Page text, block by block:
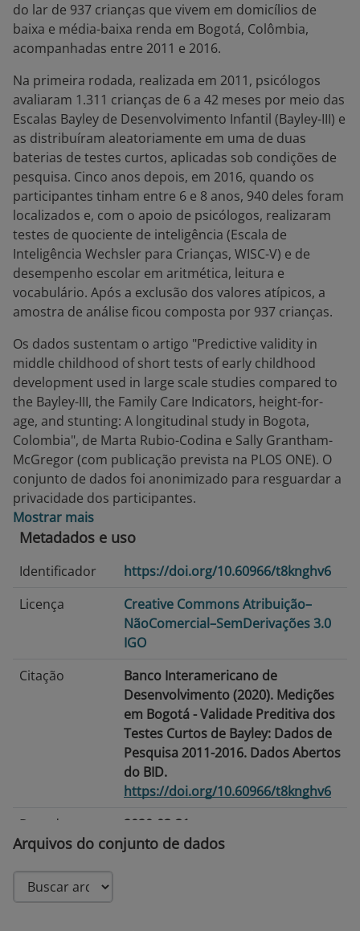
do lar de 937 crianças que vivem em domicílios de
baixa e média-baixa renda em Bogotá, Colômbia,
acompanhadas entre 2011 e 2016.
Na primeira rodada, realizada em 2011, psicólogos
avaliaram 1.311 crianças de 6 a 42 meses por meio das
Escalas Bayley de Desenvolvimento Infantil (Bayley-III) e
as distribuíram aleatoriamente em uma de duas
baterias de testes curtos, aplicadas sob condições de
pesquisa. Cinco anos depois, em 2016, quando os
participantes tinham entre 6 e 8 anos, 940 deles foram
localizados e, com o apoio de psicólogos, realizaram
testes de quociente de inteligência (Escala de
Inteligência Wechsler para Crianças, WISC-V) e de
desempenho escolar em aritmética, leitura e
vocabulário. Após a exclusão dos valores atípicos, a
amostra de análise ficou composta por 937 crianças.
Os dados sustentam o artigo "Predictive validity in
middle childhood of short tests of early childhood
development used in large scale studies compared to
the Bayley-III, the Family Care Indicators, height-for-
age, and stunting: A longitudinal study in Bogota,
Colombia", de Marta Rubio-Codina e Sally Grantham-
McGregor (com publicação prevista na PLOS ONE). O
conjunto de dados foi anonimizado para resguardar a
privacidade dos participantes.
Mostrar mais
Metadados e uso
Identificador
https://doi.org/10.60966/t8knghv6
Licença
Creative Commons Atribuição–
NãoComercial–SemDerivações 3.0
IGO
Citação
Banco Interamericano de
Desenvolvimento (2020). Medições
em Bogotá - Validade Preditiva dos
Testes Curtos de Bayley: Dados de
Pesquisa 2011-2016. Dados Abertos
do BID.
https://doi.org/10.60966/t8knghv6
Data de
publicação
2020-03-31
Data de
modificação
Arquivos do conjunto de dados